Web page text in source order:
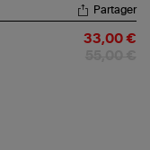
Partager
33,00 €